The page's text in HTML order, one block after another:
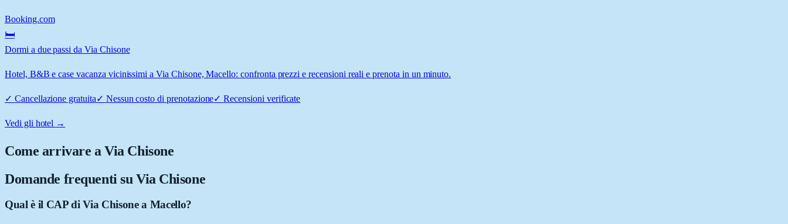
Booking.com
🛏️
Dormi a due passi da Via Chisone
Hotel, B&B e case vacanza vicinissimi a Via Chisone, Macello: confronta prezzi e recensioni reali e prenota in un minuto.
✓ Cancellazione gratuita✓ Nessun costo di prenotazione✓Recensioni verificate
Vedi gli hotel →
Come arrivare aVia Chisone
Domande frequenti su Via Chisone
Qual è il CAP di Via Chisone a Macello?